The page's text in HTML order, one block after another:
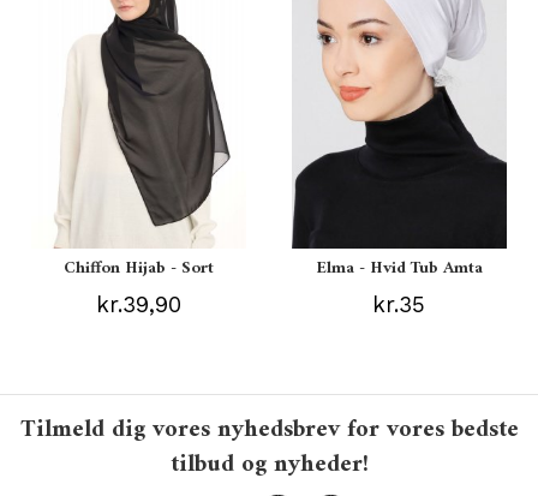
Chiffon Hijab - Sort
kr.39,90
Elma - Hvid Tub Amta
kr.35
Tilmeld dig vores nyhedsbrev for vores bedste
tilbud og nyheder!